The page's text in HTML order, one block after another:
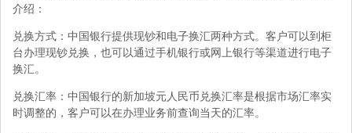
介绍：
兑换方式：中国银行提供现钞和电子换汇两种方式。客户可以到柜
台办理现钞兑换，也可以通过手机银行或网上银行等渠道进行电子
换汇。
兑换汇率：中国银行的新加坡元人民币兑换汇率是根据市场汇率实
时调整的，客户可以在办理业务前查询当天的汇率。